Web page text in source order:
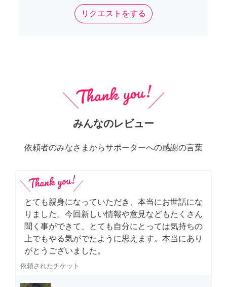
リクエストをする
みんなのレビュー
依頼者のみなさまからサポーターへの感謝の言葉
とても親身になっていただき、本当にお世話にな
りました。今回新しい情報や意見などもたくさん
聞く事ができて、とても自分にとっては気持ちの
上でもやる気がでたように思えます。本当にあり
がとうございました。
依頼されたチケット